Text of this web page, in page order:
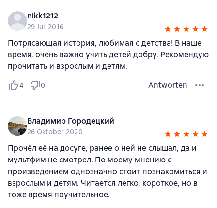
nikk1212
29 Juli 2016
Потрясающая история, любимая с детства! В наше
время, очень важно учить детей добру. Рекомендую
прочитать и взрослым и детям.
4 0 Antworten
Владимир Городецкий
26 Oktober 2020
Прочёл её на досуге, ранее о ней не слышал, да и
мультфим не смотрел. По моему мнению с
произведением однозначно стоит познакомиться и
взрослым и детям. Читается легко, короткое, но в
тоже время поучительное.